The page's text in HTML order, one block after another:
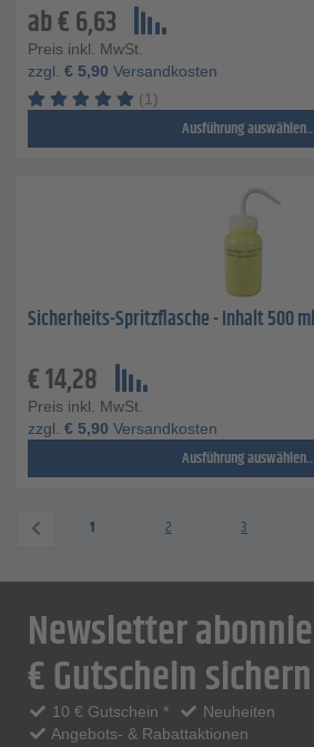
ab€6,63
Preis inkl. MwSt.
zzgl. € 5,90 Versandkosten
(1)
Ausführung auswählen...
Sicherheits-Spritzflasche - Inhalt 500
€14,28
Preis inkl. MwSt.
zzgl. € 5,90 Versandkosten
Ausführung auswählen...
1 2 3
Newsletter
€ Gutschein sichern
10 € Gutschein *
Neuheiten
Angebots- & Rabattaktionen